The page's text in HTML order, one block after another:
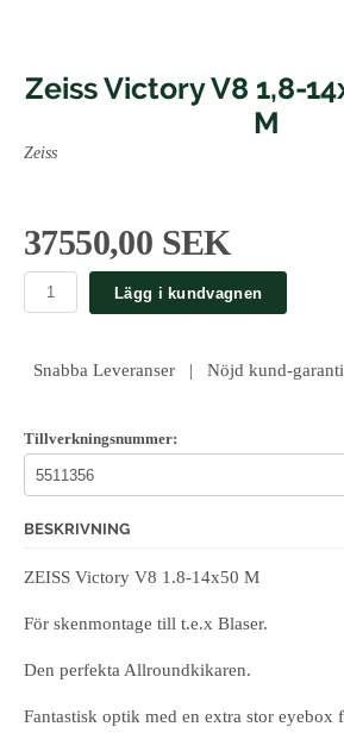
Zeiss Victory V8 1,8-
M
Zeiss
37550,00 SEK
Lägg i kundvagnen
Snabba Leveranser | Nöjd kund-garanti
Tillverkningsnummer:
BESKRIVNING
ZEISS Victory V8 1.8-14x50 M
För skenmontage till t.e.x Blaser.
Den perfekta Allroundkikaren.
Fantastisk optik med en extra stor eyebox